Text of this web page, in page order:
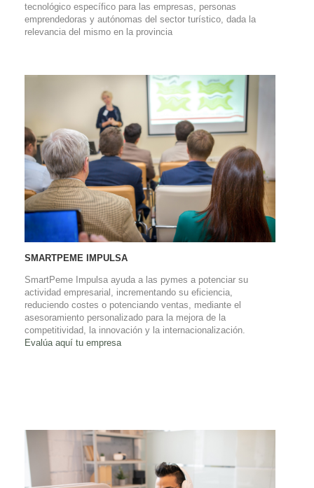
tecnológico específico para las empresas, personas
emprendedoras y autónomas del sector turístico, dada la
relevancia del mismo en la provincia
SMARTPEME IMPULSA
SmartPeme Impulsa ayuda a las pymes a potenciar su
actividad empresarial, incrementando su eficiencia,
reduciendo costes o potenciando ventas, mediante el
asesoramiento personalizado para la mejora de la
competitividad, la innovación y la internacionalización.
Evalúa aquí tu empresa